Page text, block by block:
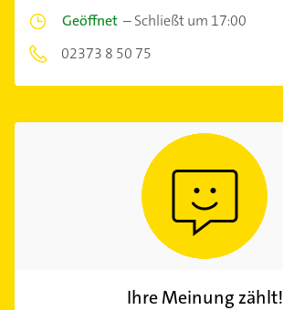
Geöffnet –Schließt um 17:00
02373 8 50 75
Ihre Meinung zählt!